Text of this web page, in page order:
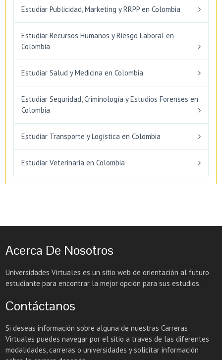
Estudiar Publicidad, Marketing y RRPP en Colombia
Estudiar Recursos Humanos y Riesgo Laboral en
Colombia
Estudiar Salud y Medicina en Colombia
Estudiar Seguridad, Criminología y Estudios Forenses en
Colombia
Estudiar Transporte y Logística en Colombia
Estudiar Veterinaria en Colombia
Acerca De Nosotros
Universidades Virtuales es un sitio web de orientación al futuro
estudiante para encontrar la mejor opción para sus estudios.
Contáctanos
Si deseas información sobre alguna de nuestras Carreras
Virtuales puedes navegar por el sitio a traves de las diferentes
modalidades, carreras o universidades y solicitar información